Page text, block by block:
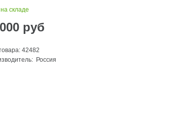
складе
руб
42482
Россия